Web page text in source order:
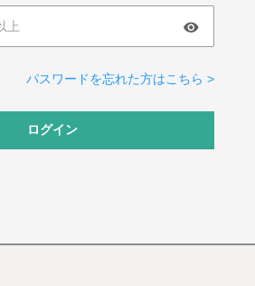
パスワードを忘れた方はこちら >
ログイン